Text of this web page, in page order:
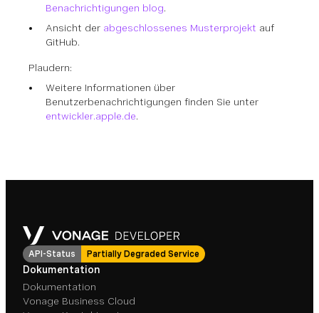
Benachrichtigungen blog.
Ansicht der abgeschlossenes Musterprojekt auf
GitHub.
Plaudern:
Weitere Informationen über
Benutzerbenachrichtigungen finden Sie unter
entwickler.apple.de.
API-Status Partially Degraded Service
Dokumentation
Dokumentation
Vonage Business Cloud